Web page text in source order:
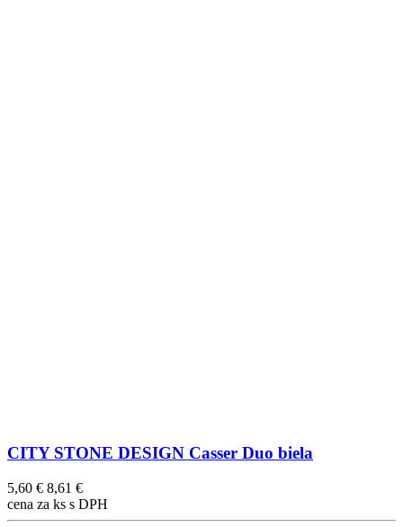
CITY STONE DESIGN Casser Duo biela
5,60 € 8,61 €
cena za ks s DPH